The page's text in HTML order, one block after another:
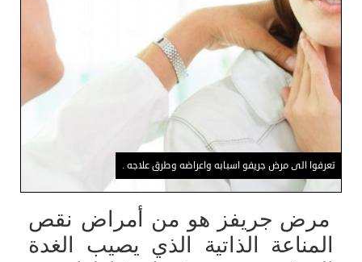
تعرفوا الى مرض جريفو اسبابه واعراضه وطرق علاجه .
مرض جريفز هو من أمراض نقص
المناعة الذاتية الذي يصيب الغدة